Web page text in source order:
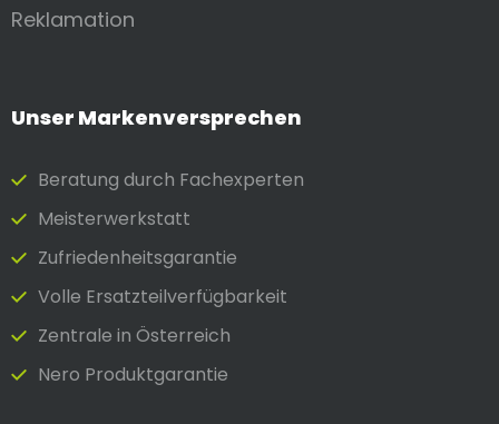
Reklamation
Unser Markenversprechen
Beratung durch Fach­experten
Meister­werkstatt
Zufrieden­heits­garantie
Volle Ersatzteilverfügbarkeit
Zentrale in Österreich
Nero Produktgarantie